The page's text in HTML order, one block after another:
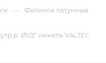
— Фитинги латунные
Ø1/2" никель VALTEC